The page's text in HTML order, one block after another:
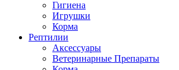
Гигиена
Игрушки
Корма
Рептилии
Аксессуары
Ветеринарные Препараты